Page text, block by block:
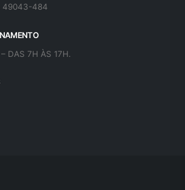
49043-484
DAS 7H ÀS 17H.